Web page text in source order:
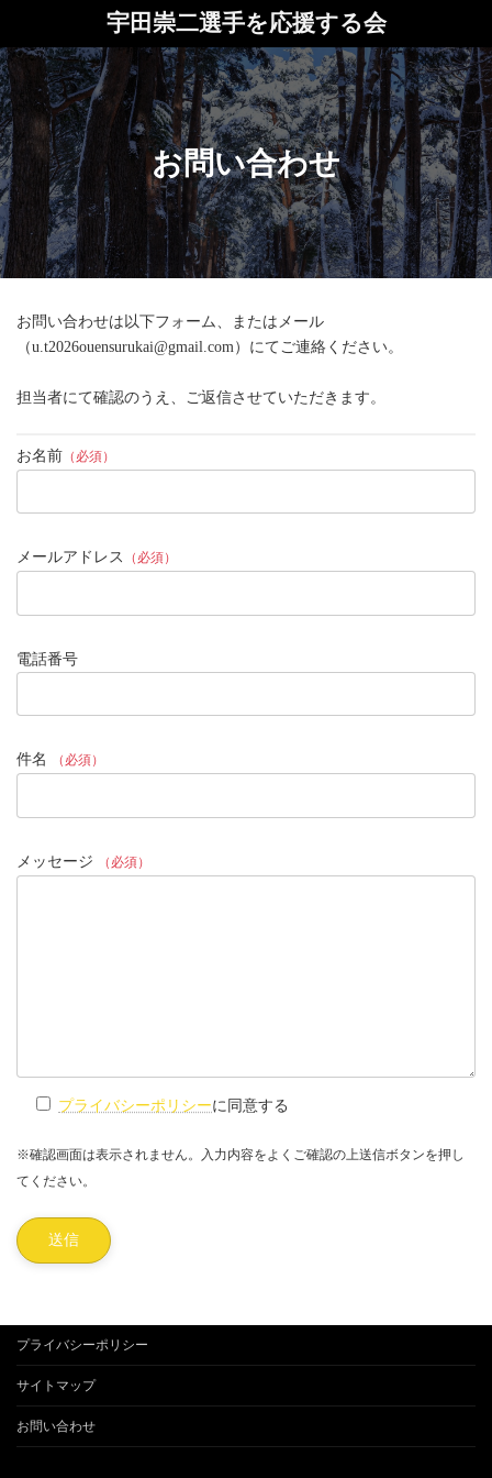
テ
ン
ツ
へ
ス
キ
ッ
プ
ゲ
ー
シ
ョ
ン
に
移
動
宇田崇二選手を応援する会
お問い合わせ
お問い合わせは以下フォーム、またはメール
（u.t2026ouensurukai@gmail.com）にてご連絡ください。
担当者にて確認のうえ、ご返信させていただきます。
お名前 （必須）
メールアドレス （必須）
電話番号
件名 （必須）
メッセージ （必須）
プライバシーポリシーに同意する
※確認画面は表示されません。入力内容をよくご確認の上送信ボタンを押し
てください。
プライバシーポリシー
サイトマップ
お問い合わせ